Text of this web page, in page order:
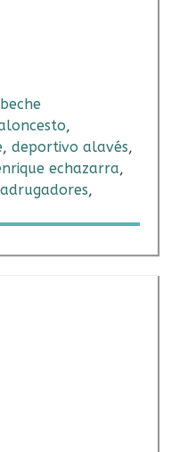
,
, deportivo alavés,
echazarra,
,